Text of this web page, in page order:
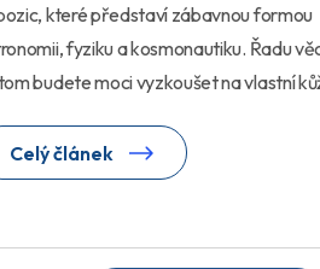
které představí zábavnou formou
fyziku a kosmonautiku. Řadu
budete moci vyzkoušet na vlastní
Celý článek